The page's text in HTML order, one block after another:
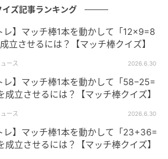
キュービック（HP ）
は、 さまざまな場面でご利用い
ご提供、クイズイベントの構築
初の「クイズの総合商社」で
イズ記事ランキング
レ】マッチ棒1本を動かして「12×9=8
立させるには？【マッチ棒クイズ】
ース 2026.6.30
レ】マッチ棒1本を動かして「58−25=
成立させるには？【マッチ棒クイズ】
ース 2026.6.30
レ】マッチ棒1本を動かして「23+36=
成立させるには？【マッチ棒クイズ】